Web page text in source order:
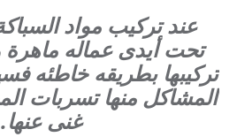
عند تركيب مواد
تحت أيدى عماله ماهرة
تركيبها بطريقه خاطئه
المشاكل منها تسربات
غنى عنها.